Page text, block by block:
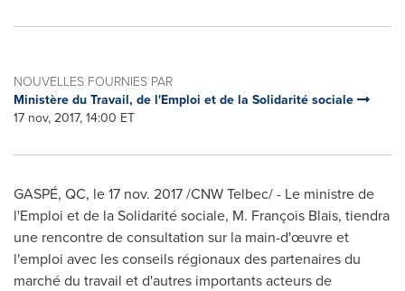
NOUVELLES FOURNIES PAR
Ministère du Travail, de l'Emploi et de la Solidarité sociale
17 nov, 2017, 14:00 ET
GASPÉ, QC, le17 nov. 2017/CNW Telbec/ - Le ministre de
l'Emploi et de la Solidarité sociale, M. François Blais, tiendra
une rencontre de consultation sur la main-d'œuvre et
l'emploi avec les conseils régionaux des partenaires du
marché du travail et d'autres importants acteurs de